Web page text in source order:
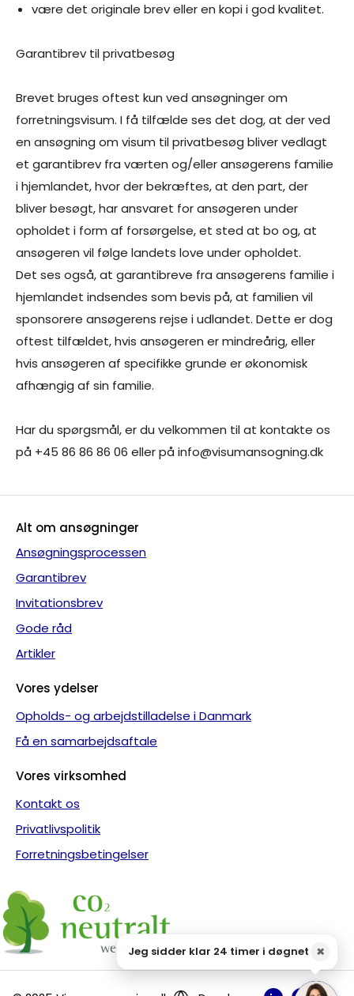
være det originale brev eller en kopi i god kvalitet.
Garantibrev til privatbesøg
Brevet bruges oftest kun ved ansøgninger om
forretningsvisum. I få tilfælde ses det dog, at der ved
en ansøgning om visum til privatbesøg bliver vedlagt
et garantibrev fra værten og/eller ansøgerens familie
i hjemlandet, hvor der bekræftes, at den part, der
bliver besøgt, har ansvaret for ansøgeren under
opholdet i form af forsørgelse, et sted at bo og, at
ansøgeren vil følge landets love under opholdet.
Det ses også, at garantibreve fra ansøgerens familie i
hjemlandet indsendes som bevis på, at familien vil
sponsorere ansøgerens rejse i udlandet. Dette er dog
oftest tilfældet, hvis ansøgeren er mindreårig, eller
hvis ansøgeren af specifikke grunde er økonomisk
afhængig af sin familie.
Har du spørgsmål, er du velkommen til at kontakte os
på +45 86 86 86 06 eller på info@visumansogning.dk
Alt om ansøgninger
Ansøgningsprocessen
Garantibrev
Invitationsbrev
Gode råd
Artikler
Vores ydelser
Opholds- og arbejdstilladelse i Danmark
Få en samarbejdsaftale
Vores virksomhed
Kontakt os
Privatlivspolitik
Forretningsbetingelser